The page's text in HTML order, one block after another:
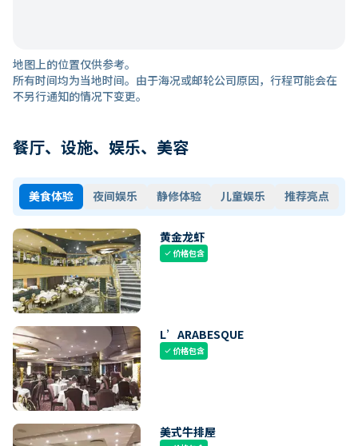
地图上的位置仅供参考。
所有时间均为当地时间。由于海况或邮轮公司原因，行程可能会在
不另行通知的情况下变更。
餐厅、设施、娱乐、美容
美食体验 夜间娱乐 静修体验 儿童娱乐 推荐亮点
黄金龙虾
check价格包含
L’ARABESQUE
check价格包含
美式牛排屋